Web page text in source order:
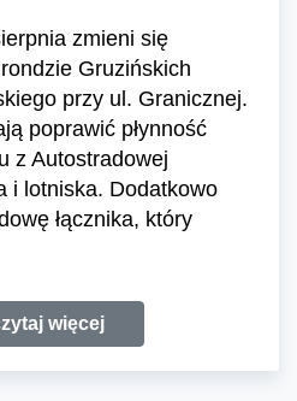
zmieni się
Gruzińskich
przy ul. Granicznej.
poprawić płynność
z Autostradowej
i lotniska. Dodatkowo
łącznika, który
więcej